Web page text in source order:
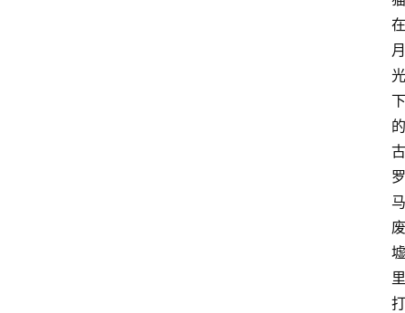
在
月
光
下
的
古
罗
马
废
墟
里
打